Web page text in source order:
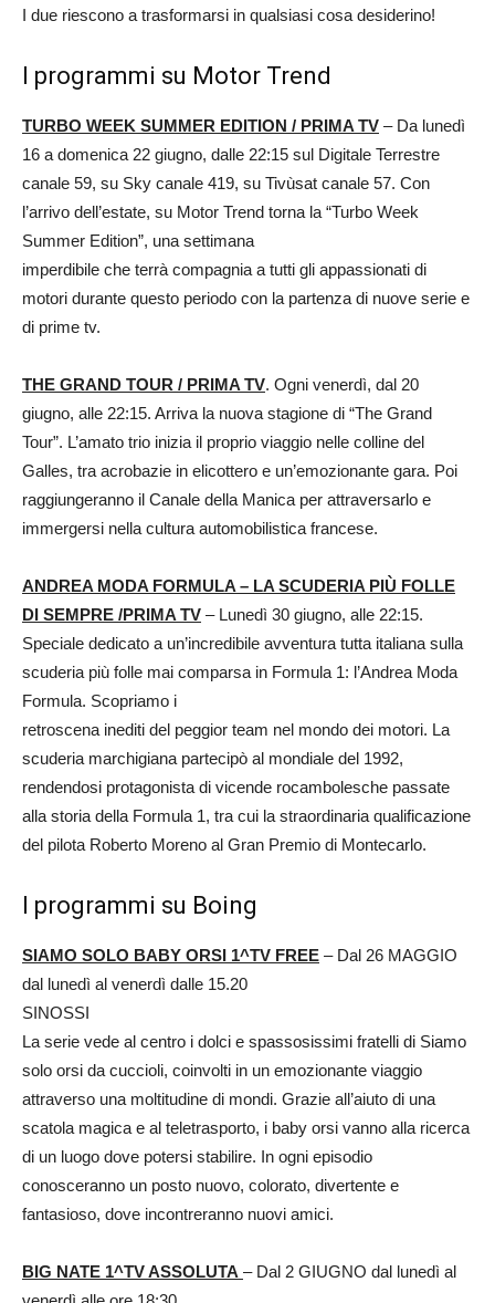
I due riescono a trasformarsi in qualsiasi cosa desiderino!
I programmi su Motor Trend
TURBO WEEK SUMMER EDITION / PRIMA TV – Da lunedì
16 a domenica 22 giugno, dalle 22:15 sul Digitale Terrestre
canale 59, su Sky canale 419, su Tivùsat canale 57. Con
l’arrivo dell’estate, su Motor Trend torna la “Turbo Week
Summer Edition”, una settimana
imperdibile che terrà compagnia a tutti gli appassionati di
motori durante questo periodo con la partenza di nuove serie e
di prime tv.
THE GRAND TOUR / PRIMA TV. Ogni venerdì, dal 20
giugno, alle 22:15. Arriva la nuova stagione di “The Grand
Tour”. L’amato trio inizia il proprio viaggio nelle colline del
Galles, tra acrobazie in elicottero e un’emozionante gara. Poi
raggiungeranno il Canale della Manica per attraversarlo e
immergersi nella cultura automobilistica francese.
ANDREA MODA FORMULA – LA SCUDERIA PIÙ FOLLE
DI SEMPRE /PRIMA TV – Lunedì 30 giugno, alle 22:15.
Speciale dedicato a un’incredibile avventura tutta italiana sulla
scuderia più folle mai comparsa in Formula 1: l’Andrea Moda
Formula. Scopriamo i
retroscena inediti del peggior team nel mondo dei motori. La
scuderia marchigiana partecipò al mondiale del 1992,
rendendosi protagonista di vicende rocambolesche passate
alla storia della Formula 1, tra cui la straordinaria qualificazione
del pilota Roberto Moreno al Gran Premio di Montecarlo.
I programmi su Boing
SIAMO SOLO BABY ORSI 1^TV FREE – Dal 26 MAGGIO
dal lunedì al venerdì dalle 15.20
SINOSSI
La serie vede al centro i dolci e spassosissimi fratelli di Siamo
solo orsi da cuccioli, coinvolti in un emozionante viaggio
attraverso una moltitudine di mondi. Grazie all’aiuto di una
scatola magica e al teletrasporto, i baby orsi vanno alla ricerca
di un luogo dove potersi stabilire. In ogni episodio
conosceranno un posto nuovo, colorato, divertente e
fantasioso, dove incontreranno nuovi amici.
BIG NATE 1^TV ASSOLUTA – Dal 2 GIUGNO dal lunedì al